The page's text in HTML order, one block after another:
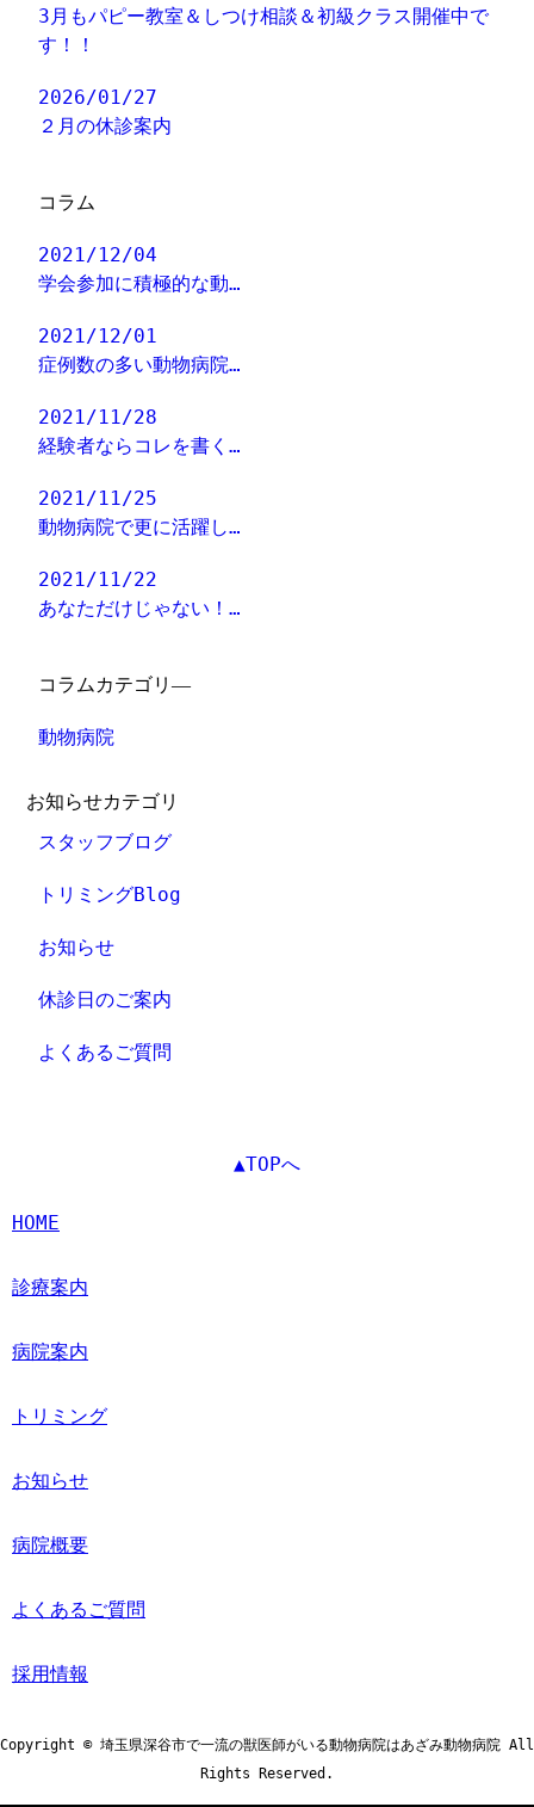
3月もパピー教室＆しつけ相談＆初級クラス開催中で
す！！
2026/01/27
２月の休診案内
コラム
2021/12/04
学会参加に積極的な動…
2021/12/01
症例数の多い動物病院…
2021/11/28
経験者ならコレを書く…
2021/11/25
動物病院で更に活躍し…
2021/11/22
あなただけじゃない！…
コラムカテゴリ―
動物病院
お知らせカテゴリ
スタッフブログ
トリミングBlog
お知らせ
休診日のご案内
よくあるご質問
▲TOPへ
HOME
診療案内
病院案内
トリミング
お知らせ
病院概要
よくあるご質問
採用情報
Copyright © 埼玉県深谷市で一流の獣医師がいる動物病院はあざみ動物病院 All
Rights Reserved.